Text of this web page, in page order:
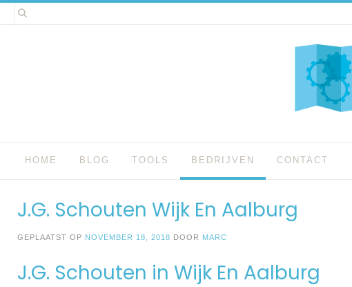
Spring
naar
HOME BLOG TOOLS BEDRIJVEN CONTACT
J.G. Schouten Wijk En Aalburg
GEPLAATST OP NOVEMBER 18, 2018 DOOR MARC
J.G. Schouten in Wijk En Aalburg